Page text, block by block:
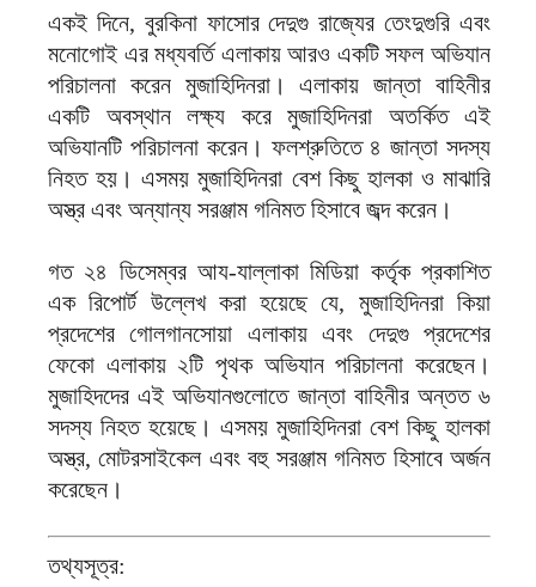
একই দিনে, বুরকিনা ফাসোর দেদুগু রাজ্যের তেংদুগুরি এবং
মনোগোই এর মধ্যবর্তি এলাকায় আরও একটি সফল অভিযান
পরিচালনা করেন মুজাহিদিনরা। এলাকায় জান্তা বাহিনীর
একটি অবস্থান লক্ষ্য করে মুজাহিদিনরা অতর্কিত এই
অভিযানটি পরিচালনা করেন। ফলশ্রুতিতে ৪ জান্তা সদস্য
নিহত হয়। এসময় মুজাহিদিনরা বেশ কিছু হালকা ও মাঝারি
অস্ত্র এবং অন্যান্য সরঞ্জাম গনিমত হিসাবে জব্দ করেন।
গত ২৪ ডিসেম্বর আয-যাল্লাকা মিডিয়া কর্তৃক প্রকাশিত
এক রিপোর্ট উল্লেখ করা হয়েছে যে, মুজাহিদিনরা কিয়া
প্রদেশের গোলগানসোয়া এলাকায় এবং দেদুগু প্রদেশের
ফেকো এলাকায় ২টি পৃথক অভিযান পরিচালনা করেছেন।
মুজাহিদদের এই অভিযানগুলোতে জান্তা বাহিনীর অন্তত ৬
সদস্য নিহত হয়েছে। এসময় মুজাহিদিনরা বেশ কিছু হালকা
অস্ত্র, মোটরসাইকেল এবং বহু সরঞ্জাম গনিমত হিসাবে অর্জন
করেছেন।
তথ্যসূত্র: